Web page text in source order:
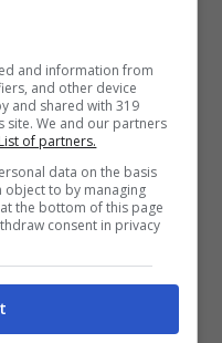
d’andata,
24 (dove
30.967 persone
stato un
di spettatori
giocate sulle
and information from
and other device
and shared with 319
site. We and our partners
List of partners.
data on the basis
object to by managing
the bottom of this page
consent in privacy